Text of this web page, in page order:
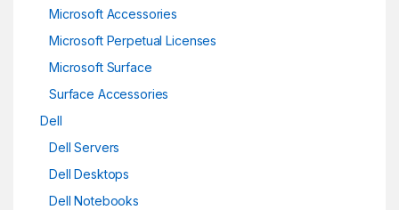
Microsoft Accessories
Microsoft Perpetual Licenses
Microsoft Surface
Surface Accessories
Dell
Dell Servers
Dell Desktops
Dell Notebooks